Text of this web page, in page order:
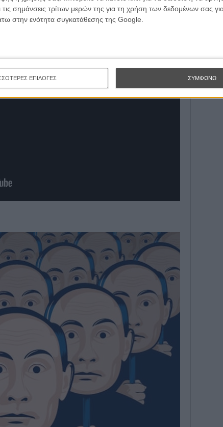
σημάνσεις τρίτων μερών της για τη χρήση των δεδομένων σας
στην ενότητα συγκατάθεσης της Google.
ΕΠΙΛΟΓΕΣ ΣΥΜΦΩΝΩ